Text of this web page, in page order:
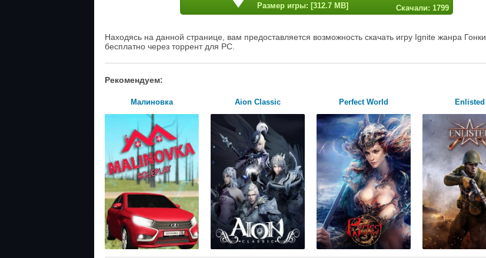
Размер игры: [312.7 MB] Скачали: 1799
Находясь на данной странице, вам предоставляется возможность скачать игру Ignite жанра Гонки
бесплатно через торрент для PC.
Рекомендуем:
Малиновка Aion Classic Perfect World Enlisted